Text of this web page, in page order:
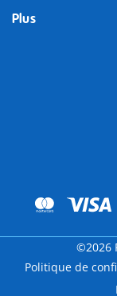
Plus
©2026
Politique de